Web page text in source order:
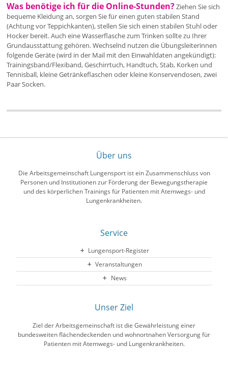
Was benötige ich für die Online-Stunden?Ziehen Sie sich
bequeme Kleidung an, sorgen Sie für einen guten stabilen Stand
(Achtung vor Teppichkanten), stellen Sie sich einen stabilen Stuhl oder
Hocker bereit. Auch eine Wasserflasche zum Trinken sollte zu Ihrer
Grundausstattung gehören. Wechselnd nutzen die Übungsleiterinnen
folgende Geräte (wird in der Mail mit den Einwahldaten angekündigt):
Trainingsband/Flexiband, Geschirrtuch, Handtuch, Stab, Korken und
Tennisball, kleine Getränkeflaschen oder kleine Konservendosen, zwei
Paar Socken.
Über uns
Die Arbeitsgemeinschaft Lungensport ist ein Zusammenschluss von
Personen und Institutionen zur Förderung der Bewegungstherapie
und des körperlichen Trainings für Patienten mit Atemwegs- und
Lungenkrankheiten.
Service
Lungensport-Register
Veranstaltungen
News
Unser Ziel
Ziel der Arbeitsgemeinschaft ist die Gewährleistung einer
bundesweiten flächendeckenden und wohnortnahen Versorgung für
Patienten mit Atemwegs- und Lungenkrankheiten.